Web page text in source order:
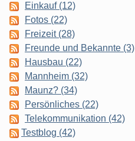
Einkauf (12)
Fotos (22)
Freizeit (28)
Freunde und Bekannte (3)
Hausbau (22)
Mannheim (32)
Maunz? (34)
Persönliches (22)
Telekommunikation (42)
Testblog (42)